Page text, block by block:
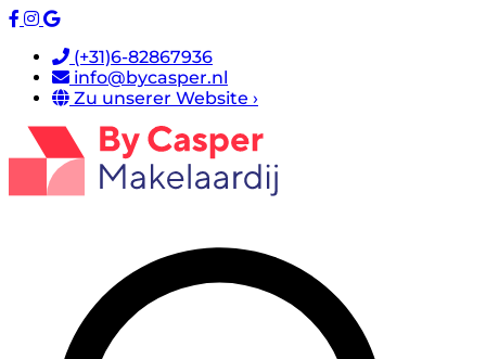
(+31)6-82867936
info@bycasper.nl
Zu unserer Website ›